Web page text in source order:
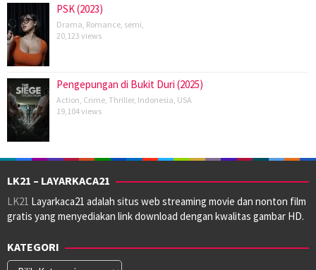
PSK (2023)
Drama Romance semi
20,123 views
Pengepungan di Bukit Duri (2025)
Action Crime Thriller, Indonesia USA
19,104 views
LK21 – LAYARKACA21
LK21 Layarkaca21 adalah situs web streaming movie dan nonton film
gratis yang menyediakan link download dengan kwalitas gambar HD.
KATEGORI